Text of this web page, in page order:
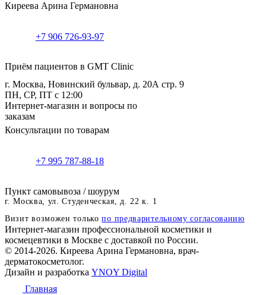
Киреева Арина Германовна
+7 906 726-93-97
Приём пациентов в GMT Clinic
г. Москва, Новинский бульвар, д. 20А стр. 9
ПН, СР, ПТ с 12:00
Интернет-магазин и вопросы по
заказам
Консультации по товарам
+7 995 787-88-18
Пункт самовывоза / шоурум
г. Москва, ул. Студенческая, д. 22 к. 1
Визит возможен толькопо предварительному согласованию
Интернет-магазин профессиональной косметики и
космецевтики в Москве с доставкой по России.
© 2014-2026. Киреева Арина Германовна, врач-
дерматокосметолог.
Дизайн и разработка YNOY Digital
Главная